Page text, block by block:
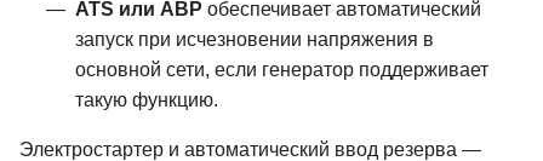
ATS или АВР обеспечивает автоматический
запуск при исчезновении напряжения в
основной сети, если генератор поддерживает
такую функцию.
Электростартер и автоматический ввод резерва —